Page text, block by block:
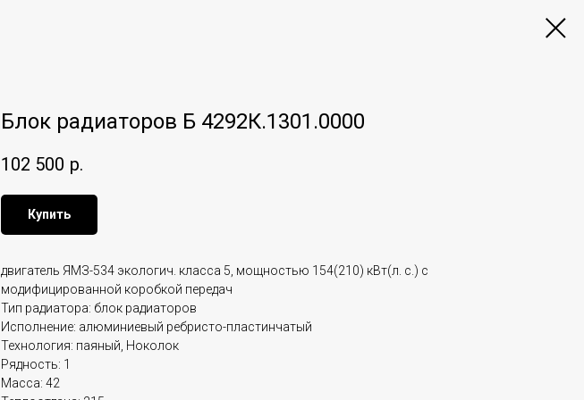
Блок радиаторов Б 4292К.1301.0000
102 500 р.
Купить
двигатель ЯМЗ-534 экологич. класса 5, мощностью 154(210) кВт(л. с.) с
модифицированной коробкой передач
Тип радиатора: блок радиаторов
Исполнение: алюминиевый ребристо-пластинчатый
Технология: паяный, Ноколок
Рядность: 1
Масса: 42